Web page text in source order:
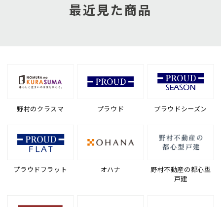
最近見た商品
野村のクラスマ プラウド プラウドシーズン
プラウドフラット オハナ
野村不動産の都心型
戸建